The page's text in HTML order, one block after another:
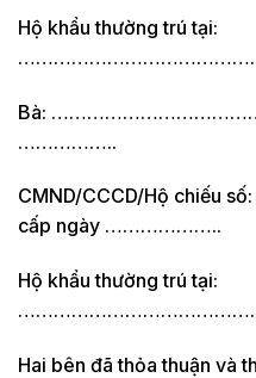
Hộ khẩu thường trú tại:
Bà:
……………..
CMND/CCCD/Hộ
cấp ngày ………………..
Hộ khẩu thường trú tại:
Hai bên đã thỏa thuận và